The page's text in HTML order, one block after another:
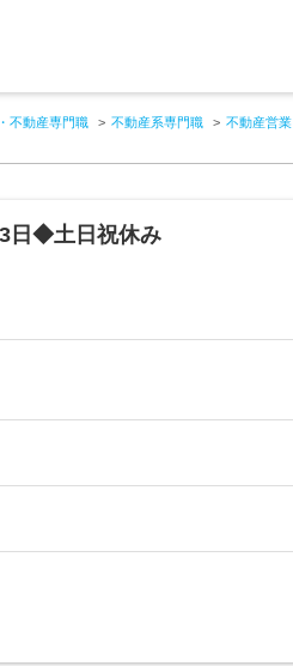
不動産専門職 不動産系専門職 不動産営業
日◆土日祝休み